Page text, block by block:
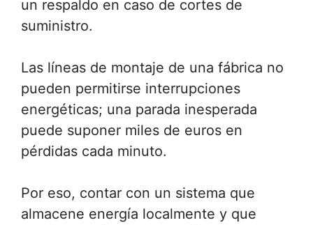
un respaldo en caso de cortes de
suministro.
Las líneas de montaje de una fábrica no
pueden permitirse interrupciones
energéticas; una parada inesperada
puede suponer miles de euros en
pérdidas cada minuto.
Por eso, contar con un sistema que
almacene energía localmente y que